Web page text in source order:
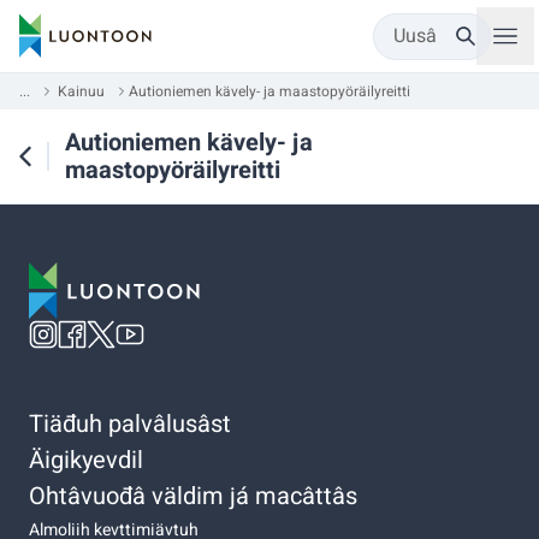
Uusâ
... Kainuu Autioniemen kävely- ja maastopyöräilyreitti
Autioniemen kävely- ja
maastopyöräilyreitti
Tiäđuh palvâlusâst
Äigikyevdil
Ohtâvuođâ väldim já macâttâs
Almoliih kevttimiävtuh